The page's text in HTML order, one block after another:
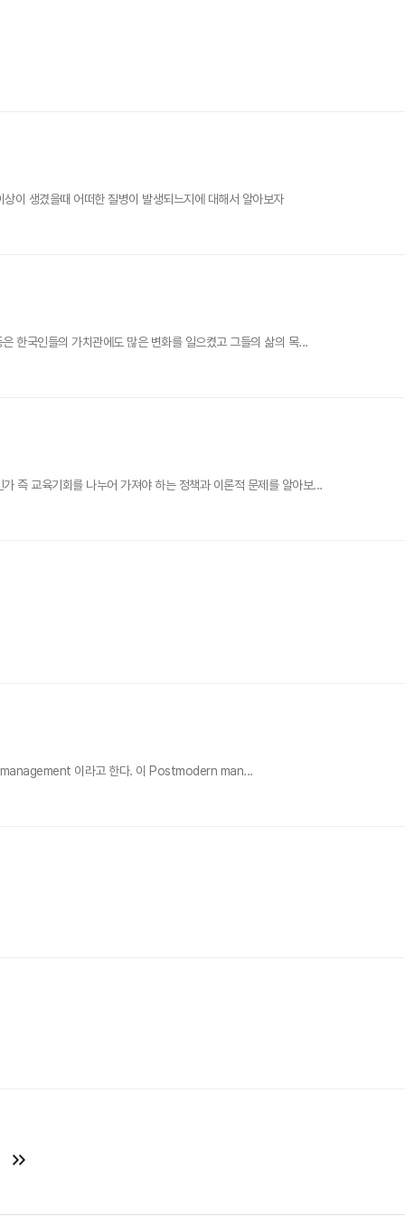
이 생겼을때 어떠한 질병이 발생되느지에 대해서 알아보자
한국인들의 가치관에도 많은 변화를 일으켰고 그들의 삶의 목...
즉 교육기회를 나누어 가져야 하는 정책과 이론적 문제를 알아보...
management 이라고 한다. 이 Postmodern man...